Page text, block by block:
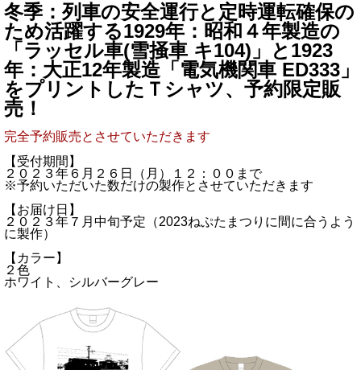
冬季：列車の安全運行と定時運転確保の
ため活躍する1929年：昭和４年製造の
「ラッセル車(雪掻車 キ104)」と1923
年：大正12年製造「電気機関車 ED333」
をプリントしたＴシャツ、予約限定販
売！
完全予約販売とさせていただきます
【受付期間】
２０２３年６月２６日（月）１２：００まで
※予約いただいた数だけの製作とさせていただきます
【お届け日】
２０２３年７月中旬予定（2023ねぷたまつりに間に合うよう
に製作）
【カラー】
２色
ホワイト、シルバーグレー